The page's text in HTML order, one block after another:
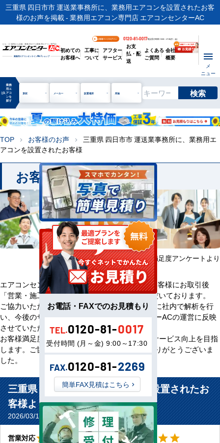
三重県 四日市市 運送業事務所に、業務用エアコンを設置されたお客
様のお声を掲載 - 業務用エアコン専門店 エアコンセンターAC
ビル・工場用から店舗・事務所まで | 業務用エアコン専門店
業務用エアコンオンラインNo.1ショップ
お客様ページログイン 0120-81-0017電話受付時間 / 9:00～17:30(月～金)
初めての
お客様へ
工事に
ついて
アフター
サービス
お支
払・配
送
よくある
ご質問
会社
概要
メ
ニュー
manage_search
業務
用エ
アコ
ンを
探す
形状 メーカー 設置場所 用途 検索
TOP chevron_right お客様のお声 chevron_right
三重県 四日市市 運送業事務所に、業務用エ
アコンを設置されたお客様
お客様のお声
2025年08月～2026年07月 お客様満足度アンケートより
エアコンセンターACをご利用いただきましたお客様にお取引後
「営業・施工・価格」の3方面から評価をいただいております。
ご協力いただいたアンケート評価・ご意見を元に社内で解析を行
い、今後のサービス向上のためエアコンセンターACの運営に反映
させていただきます。
お客様満足度100％の評価をいただけるよう、サービス向上を目指
します。ご協力いただきましたお客様、誠にありがとうございま
した。
三重県 四日市市 運送業事務所に設置されたお
客様より
2026/03/16(Mon) No.11510
営業対応 星5
star starstarstar star 工事対応 星5
starstarstar starstar
お電話・FAXでのお見積もり
TEL.0120-81-0017
受付時間 (月～金) 9:00～17:30
FAX.0120-81-2269
簡単FAX見積はこちら